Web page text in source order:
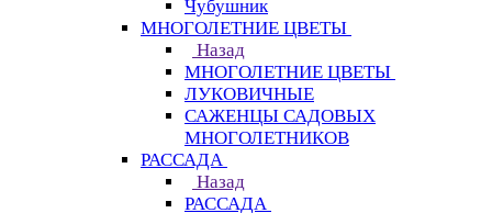
Чубушник
МНОГОЛЕТНИЕ ЦВЕТЫ
Назад
МНОГОЛЕТНИЕ ЦВЕТЫ
ЛУКОВИЧНЫЕ
САЖЕНЦЫ САДОВЫХ
МНОГОЛЕТНИКОВ
РАССАДА
Назад
РАССАДА